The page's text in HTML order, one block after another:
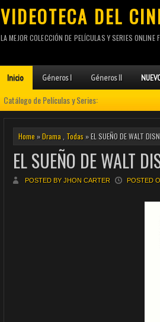
VIDEOTECA DEL
LA MEJOR COLECCIÓN DE PELÍCULAS Y SERIES ONLINE
Inicio Géneros I Géneros II
Catálogo de Películas y Series:
Home »Drama Todas » EL SUEÑO DE WALT
EL SUEÑO DE WALT
POSTED BY JHON CARTER POSTED